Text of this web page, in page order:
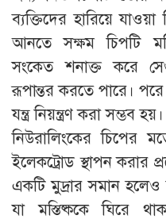
ব্যক্তিদের হারিয়ে
আনতে সক্ষম চিপটি
সংকেত শনাক্ত করে
রূপান্তর করতে পারে। পরে
যন্ত্র নিয়ন্ত্রণ করা সম্ভব হয়।
নিউরালিংকের চিপের
ইলেকট্রোড স্থাপন করার
একটি মুদ্রার সমান হলেও
যা মস্তিষ্ককে ঘিরে